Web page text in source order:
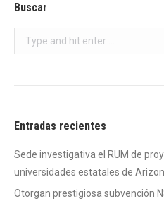
Buscar
Search:
Entradas recientes
Sede investigativa el RUM de
universidades estatales de
Otorgan prestigiosa subvención